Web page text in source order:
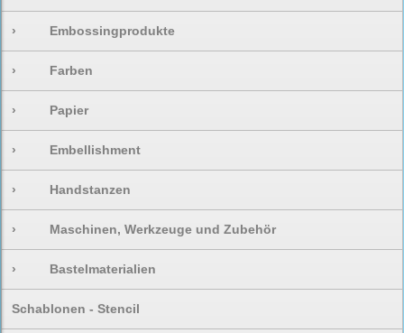
› Embossingprodukte
› Farben
› Papier
› Embellishment
› Handstanzen
› Maschinen, Werkzeuge und Zubehör
› Bastelmaterialien
Schablonen - Stencil